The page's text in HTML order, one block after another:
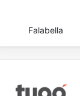
Falabella